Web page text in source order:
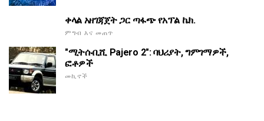
ቀላል አዘገጃጀት ጋር ጣፋጭ የአፕል ኬክ.
ምግብ እና መጠጥ
"ሚትሱቢሺ Pajero 2": ባህሪያት, ግምገማዎች,
ፎቶዎች
መኪኖች